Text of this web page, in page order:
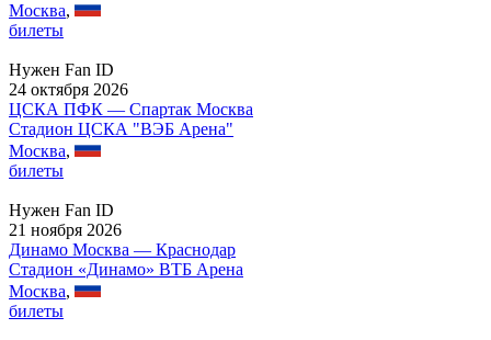
Москва,
билеты
Нужен Fan ID
24 октября 2026
ЦСКА ПФК — Спартак Москва
Стадион ЦСКА "ВЭБ Арена"
Москва,
билеты
Нужен Fan ID
21 ноября 2026
Динамо Москва — Краснодар
Стадион «Динамо» ВТБ Арена
Москва,
билеты